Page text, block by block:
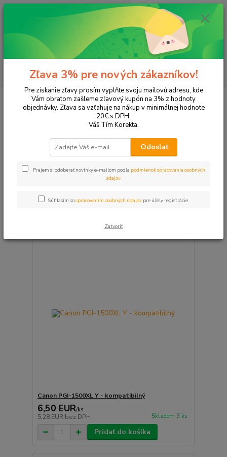
Hľadať
ks
za 0,00 EUR
Tonery a náplne do tlačiarní Canon Maxify MB 2350
Maxify MB 2350
Upresniť parametre
Najdrahšie
Zobrazujem 1-5 z 5
Canon PGI-1500XL Y - kompatibilný
6,50 EUR/ks
5,28 EUR bez DPH Skladom 3 ks
Pridať do košíka
Zľava 3% pre nových zákazníkov!
Pre získanie zľavy prosím vyplňte svoju mailovú adresu, kde
Vám obratom zašleme zľavový kupón na 3% z hodnoty
objednávky. Zľava sa vzťahuje na nákup v minimálnej hodnote
20€ s DPH.
Váš Tím Korekta.
Odoslať
Prajem si odoberať novinky e-mailom podľa podmienok spracovania osobných
údajov.
Súhlasím sospracovaním osobných údajov pre účely registrácie.
Zatvoriť